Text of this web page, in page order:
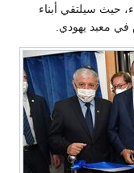
حيث سيلتقي أبناء
في معبد يهودي.